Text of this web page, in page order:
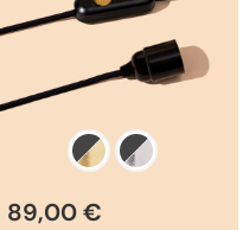
89,00€